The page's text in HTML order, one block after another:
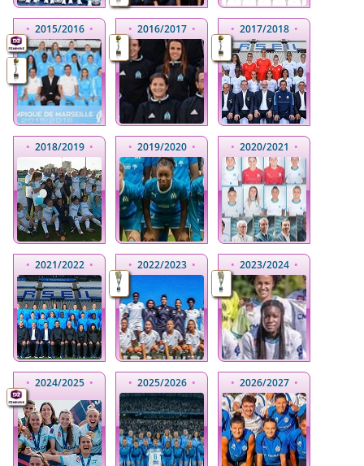
• 2015/2016 • • 2016/2017 • • 2017/2018 •
• 2018/2019 • • 2019/2020 • • 2020/2021 •
• 2021/2022 • • 2022/2023 • • 2023/2024 •
• 2024/2025 • • 2025/2026 • • 2026/2027 •